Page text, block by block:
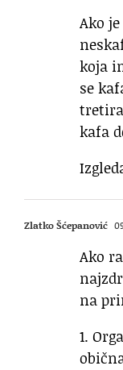
Ako
koja
se
tretira
kafa
Zlatko Šćepanović
Ako
na
1.